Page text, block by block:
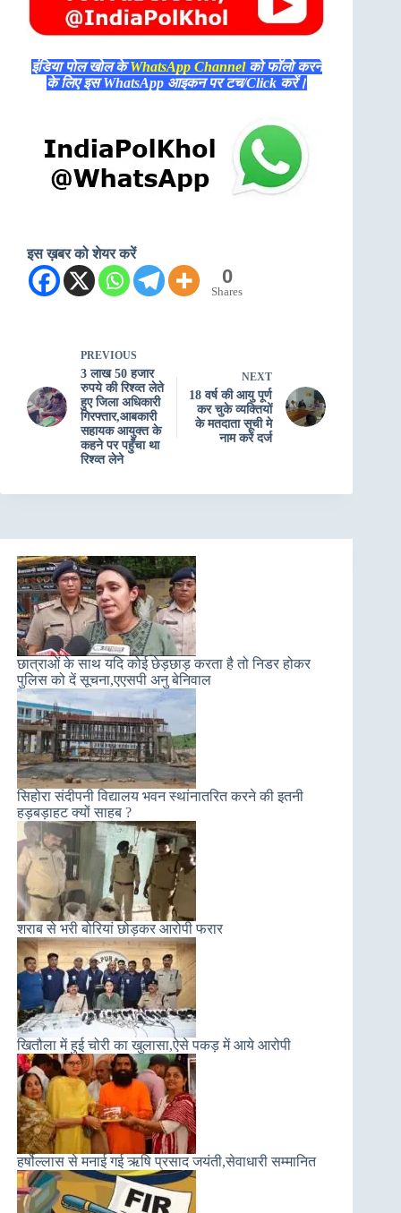
इंडिया पोल खोल केWhatsApp Channelको फॉलो करने
के लिए इस WhatsApp आइकन पर टच/Click करें।
इस ख़बर को शेयर करें
0
Shares
PREVIOUS
3 लाख 50 हजार
रुपये की रिश्व्त लेते
हुए जिला अधिकारी
गिरफ्तार,आबकारी
सहायक आयुक्त के
कहने पर पहुँचा था
रिश्व्त लेने
NEXT
18 वर्ष की आयु पूर्ण
कर चुके व्यक्तियों
के मतदाता सूची मे
नाम करें दर्ज
छात्राओं के साथ यदि कोई छेड़छाड़ करता है तो निडर होकर
पुलिस को दें सूचना,एएसपी अनु बेनिवाल
सिहोरा संदीपनी विद्यालय भवन स्थांनातरित करने की इतनी
हड़बड़ाहट क्यों साहब ?
शराब से भरी बोरियां छोड़कर आरोपी फरार
खितौला में हुई चोरी का खुलासा,ऐसे पकड़ में आये आरोपी
हर्षोल्लास से मनाई गई ऋषि प्रसाद जयंती,सेवाधारी सम्मानित